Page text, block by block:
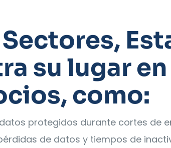
su lugar en
como:
protegidos durante cortes de
de datos y tiempos de